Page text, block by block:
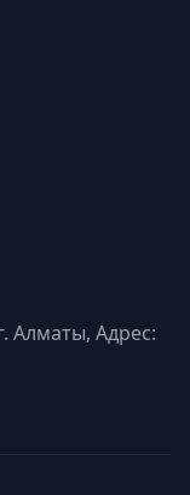
Алматы, Адрес: